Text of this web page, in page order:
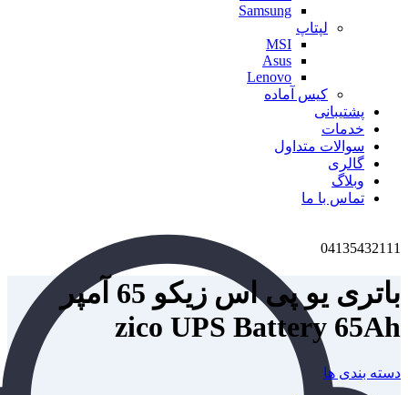
Samsung
لپتاپ
MSI
Asus
Lenovo
کیس آماده
پشتیبانی
خدمات
سوالات متداول
گالری
وبلاگ
تماس با ما
04135432111
باتری یو پی اس زیکو 65 آمپر
zico UPS Battery 65Ah
دسته بندی ها